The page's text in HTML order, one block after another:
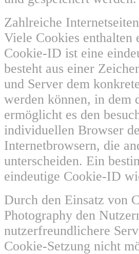
Zahlreiche
Viele Cookies enthalten
Cookie-ID ist eine
besteht aus einer
und Server dem
werden können, in dem
ermöglicht es den
individuellen Browser
Internetbrowsern, die
unterscheiden. Ein
eindeutige Cookie-ID
Durch den Einsatz von
Photography den
nutzerfreundlichere
Cookie-Setzung nicht